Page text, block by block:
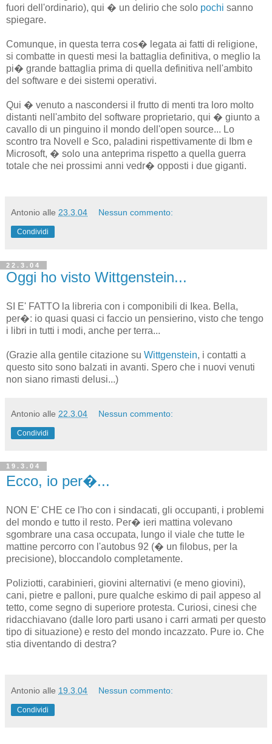
fuori dell'ordinario), qui � un delirio che solo pochi sanno
spiegare.
Comunque, in questa terra cos� legata ai fatti di religione,
si combatte in questi mesi la battaglia definitiva, o meglio la
pi� grande battaglia prima di quella definitiva nell'ambito
del software e dei sistemi operativi.
Qui � venuto a nascondersi il frutto di menti tra loro molto
distanti nell'ambito del software proprietario, qui � giunto a
cavallo di un pinguino il mondo dell'open source... Lo
scontro tra Novell e Sco, paladini rispettivamente di Ibm e
Microsoft, � solo una anteprima rispetto a quella guerra
totale che nei prossimi anni vedr� opposti i due giganti.
Antonio alle 23.3.04 Nessun commento:
Condividi
22.3.04
Oggi ho visto Wittgenstein...
SI E' FATTO la libreria con i componibili di Ikea. Bella,
per�: io quasi quasi ci faccio un pensierino, visto che tengo
i libri in tutti i modi, anche per terra...
(Grazie alla gentile citazione su Wittgenstein, i contatti a
questo sito sono balzati in avanti. Spero che i nuovi venuti
non siano rimasti delusi...)
Antonio alle 22.3.04 Nessun commento:
Condividi
19.3.04
Ecco, io per�...
NON E' CHE ce l'ho con i sindacati, gli occupanti, i problemi
del mondo e tutto il resto. Per� ieri mattina volevano
sgombrare una casa occupata, lungo il viale che tutte le
mattine percorro con l'autobus 92 (� un filobus, per la
precisione), bloccandolo completamente.
Poliziotti, carabinieri, giovini alternativi (e meno giovini),
cani, pietre e palloni, pure qualche eskimo di pail appeso al
tetto, come segno di superiore protesta. Curiosi, cinesi che
ridacchiavano (dalle loro parti usano i carri armati per questo
tipo di situazione) e resto del mondo incazzato. Pure io. Che
stia diventando di destra?
Antonio alle 19.3.04 Nessun commento:
Condividi